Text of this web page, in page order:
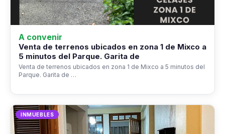
A convenir
Venta de terrenos ubicados en zona 1 de Mixco a
5 minutos del Parque. Garita de
Venta de terrenos ubicados en zona 1 de Mixco a 5 minutos del
Parque. Garita de …
INMUEBLES